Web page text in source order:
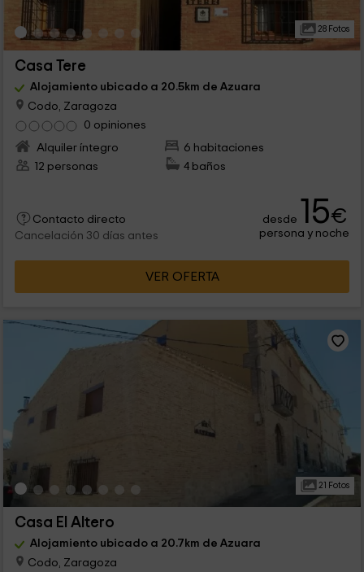
28 Fotos
Casa Tere
Alojamiento ubicado a 20.5km de Azuara
Codo, Zaragoza
0 opiniones
Alquiler íntegro
6 habitaciones
12 personas
4 baños
Contacto directo
Cancelación 30 días antes
desde 15€
persona y noche
VER OFERTA
21 Fotos
Casa El Altero
Alojamiento ubicado a 20.7km de Azuara
Codo, Zaragoza